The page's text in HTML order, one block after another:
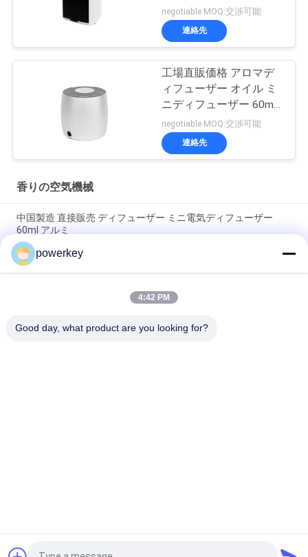
ク ロス Fcc 承認 Aroma
negotiable MOQ:交渉可能
連絡先
工場直販価格 アロマデ
ィフューザー オイル ミ
ニディフューザー 60ml
アルミ
negotiable MOQ:交渉可能
連絡先
香りの空気機械
中国製造 直接販売 ディフューザー ミニ電気ディフューザー
60ml アルミ
工場直販価格 アロマエッセンシャルオイルミニディフューザー
60ml アルミ
100Mlプレミアム エッセンシャルオイルディフューザー マシン
powerkey
4:42 PM
Good day, what product are you looking for?